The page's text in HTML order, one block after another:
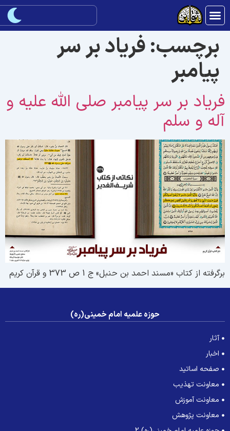
برچسب:فریاد بر سر
پیامبر
بر سر پیامبر صلی الله علیه و
و سلم
از کتاب «مسند احمد بن حنبل» ج 1 ص 373 و قرآن کریم
حوزه علمیه امام خمینی(ره)
آثار
اخبار
صفحه اساتید
معاونت تهذیب
معاونت آموزش
معاونت پژوهش